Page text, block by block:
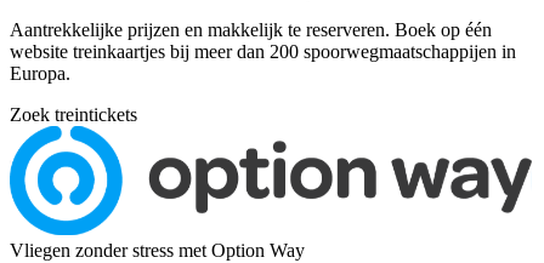
Aantrekkelijke prijzen en makkelijk te reserveren. Boek op één
website treinkaartjes bij meer dan 200 spoorwegmaatschappijen in
Europa.
Zoek treintickets
Vliegen zonder stress met Option Way